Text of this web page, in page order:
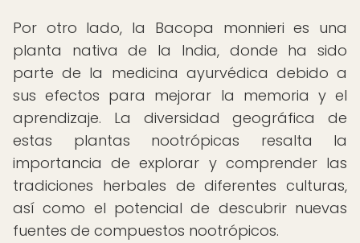
Por otro lado, la Bacopa monnieri es una
planta nativa de la India, donde ha sido
parte de la medicina ayurvédica debido a
sus efectos para mejorar la memoria y el
aprendizaje. La diversidad geográfica de
estas plantas nootrópicas resalta la
importancia de explorar y comprender las
tradiciones herbales de diferentes culturas,
así como el potencial de descubrir nuevas
fuentes de compuestos nootrópicos.